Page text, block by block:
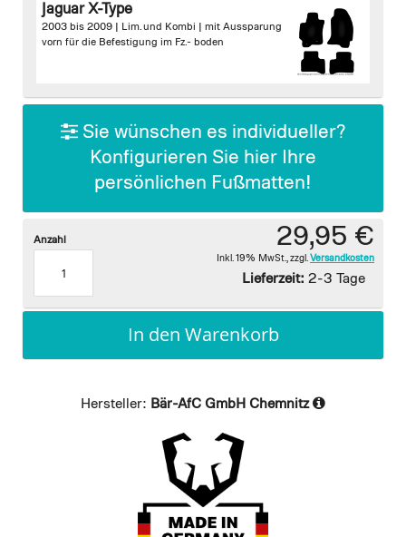
beginning
gallery
Jaguar X-Type
2003 bis 2009 | Lim. und Kombi | mit Aussparung
vorn für die Befestigung im Fz.- boden
Sie wünschen es individueller?
Konfigurieren Sie hier Ihre
persönlichen Fußmatten!
29,95 €
Inkl. 19% MwSt. zzgl. Versandkosten
Lieferzeit: 2-3 Tage
Anzahl
In den Warenkorb
Hersteller: Bär-AfC GmbH Chemnitz